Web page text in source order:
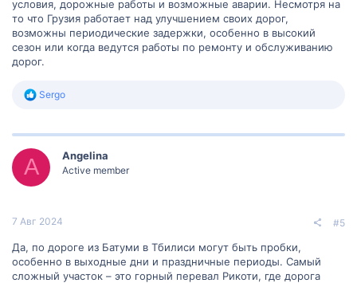
условия, дорожные работы и возможные аварии. Несмотря на
то что Грузия работает над улучшением своих дорог,
возможны периодические задержки, особенно в высокий
сезон или когда ведутся работы по ремонту и обслуживанию
дорог.
Р
к
и
и
:
Sergo
A Angelina
Active member
7 Авг 2024 #5
Да, по дороге из Батуми в Тбилиси могут быть пробки,
особенно в выходные дни и праздничные периоды. Самый
сложный участок – это горный перевал Рикоти, где дорога